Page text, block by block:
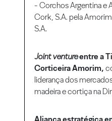
- Corchos Argentina e
Cork, S.A. pela Amorim
S.A.
Joint ventureentre a
Corticeira Amorim,
liderança dos
madeira e cortiça na